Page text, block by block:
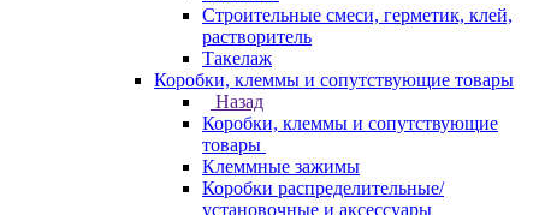
Строительные смеси, герметик, клей,
растворитель
Такелаж
Коробки, клеммы и сопутствующие товары
Назад
Коробки, клеммы и сопутствующие
товары
Клеммные зажимы
Коробки распределительные/
установочные и аксессуары